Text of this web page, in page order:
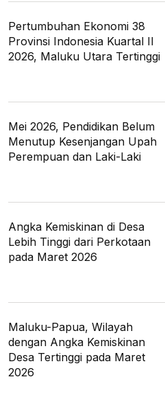
Pertumbuhan Ekonomi 38
Provinsi Indonesia Kuartal II
2026, Maluku Utara Tertinggi
Mei 2026, Pendidikan Belum
Menutup Kesenjangan Upah
Perempuan dan Laki-Laki
Angka Kemiskinan di Desa
Lebih Tinggi dari Perkotaan
pada Maret 2026
Maluku-Papua, Wilayah
dengan Angka Kemiskinan
Desa Tertinggi pada Maret
2026